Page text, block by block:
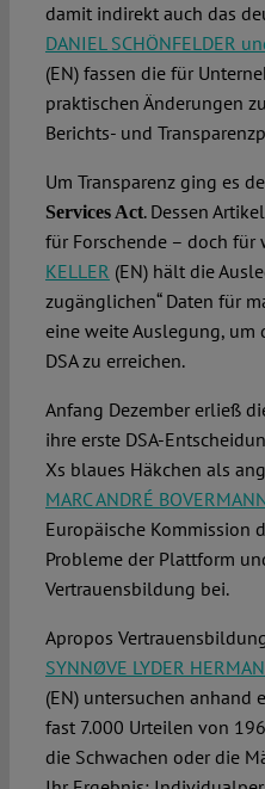
damit indirekt auch das
DANIEL SCHÖNFELDER
(EN) fassen die für
praktischen Änderungen
Berichts- und
Um Transparenz ging es
Services Act. Dessen
für Forschende – doch für
KELLER (EN) hält die
zugänglichen“ Daten für
eine weite Auslegung, um
DSA zu erreichen.
Anfang Dezember erließ
ihre erste DSA-
Xs blaues Häkchen als
MARC ANDRÉ
Europäische Kommission
Probleme der Plattform
Vertrauensbildung bei.
Apropos
SYNNØVE LYDER
(EN) untersuchen anhand
fast 7.000 Urteilen von
die Schwachen oder die